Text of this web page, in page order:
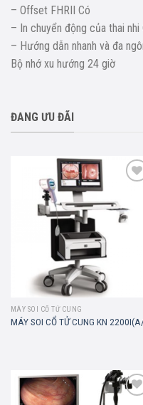
– Offset FHRII Có
– In chuyển động của thai nhi
– Hướng dẫn nhanh và đa
Bộ nhớ xu hướng 24 giờ
ĐANG ƯU ĐÃI
MÁY SOI CỔ TỬ CUNG
MÁY SOI CỔ TỬ CUNG KN